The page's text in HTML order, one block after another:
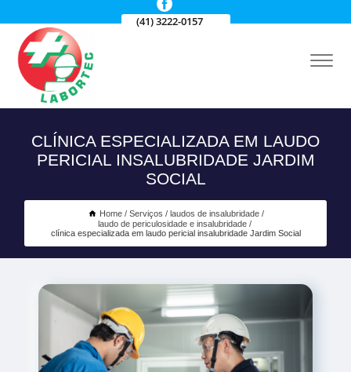
(41) 3222-0157
CLÍNICA ESPECIALIZADA EM LAUDO
PERICIAL INSALUBRIDADE JARDIM
SOCIAL
Home Serviços
laudos de insalubridade
laudo de periculosidade e insalubridade
clínica especializada em laudo pericial insalubridade Jardim Social